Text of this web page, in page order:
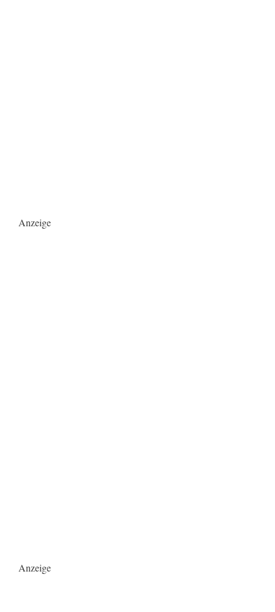
Anzeige
Anzeige